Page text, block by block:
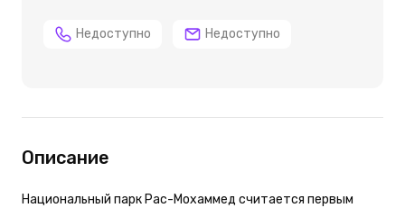
Недоступно Недоступно
Описание
Национальный парк Рас-Мохаммед считается первым